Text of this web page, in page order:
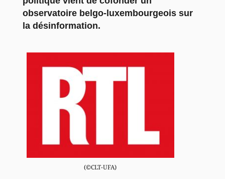
observatoire belgo-luxembourgeois sur
la désinformation.
(©CLT-UFA)